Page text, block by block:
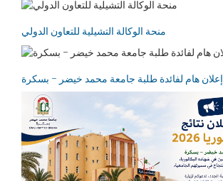
منحة الوكالة التشيلية للتعاون الدولي
إعلان هام لفائدة طلبة جامعة محمد خيضر – بسكرة